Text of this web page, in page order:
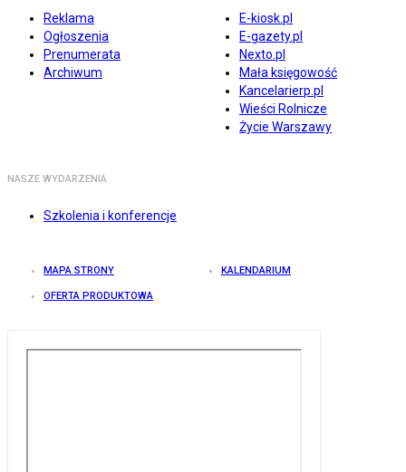
Reklama
Ogłoszenia
Prenumerata
Archiwum
E-kiosk.pl
E-gazety.pl
Nexto.pl
Mała księgowość
Kancelarierp.pl
Wieści Rolnicze
Życie Warszawy
NASZE WYDARZENIA
Szkolenia i konferencje
MAPA STRONY KALENDARIUM
OFERTA PRODUKTOWA